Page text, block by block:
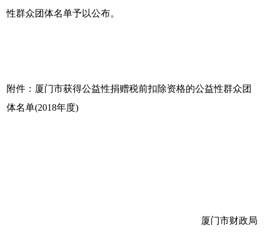
性群众团体名单予以公布。
附件：厦门市获得公益性捐赠税前扣除资格的公益性群众团
体名单(2018年度)
厦门市财政局